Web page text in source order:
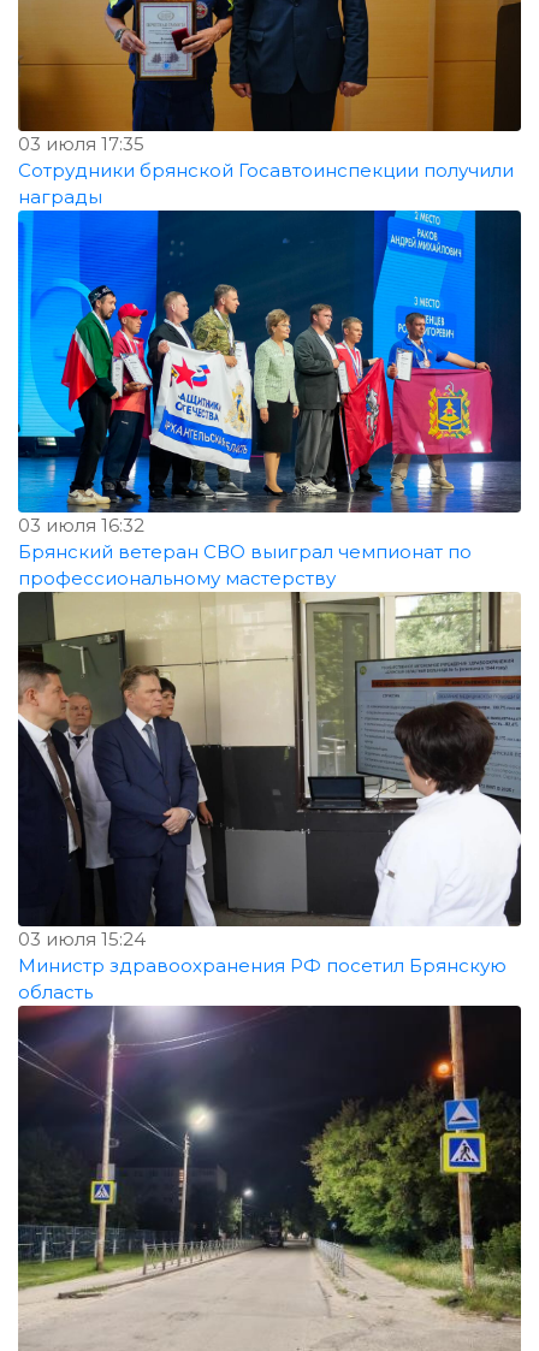
03 июля 17:35
Сотрудники брянской Госавтоинспекции получили
награды
03 июля 16:32
Брянский ветеран СВО выиграл чемпионат по
профессиональному мастерству
03 июля 15:24
Министр здравоохранения РФ посетил Брянскую
область